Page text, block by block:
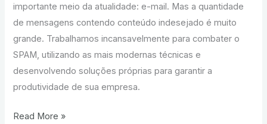
importante meio da atualidade: e-mail. Mas a quantidade
de mensagens contendo conteúdo indesejado é muito
grande. Trabalhamos incansavelmente para combater o
SPAM, utilizando as mais modernas técnicas e
desenvolvendo soluções próprias para garantir a
produtividade de sua empresa.
Conectividade
Read More »